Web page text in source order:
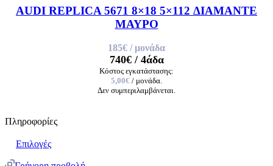
AUDI REPLICA 5671 8×18 5×112 ΔΙΑΜΑΝΤΕ
ΜΑΥΡΟ
185€ / μονάδα
740€/ 4άδα
Κόστος εγκατάστασης:
5,00€ / μονάδα.
Δεν συμπεριλαμβάνεται.
Πληροφορίες
Επιλογές